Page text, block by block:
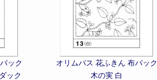
ック
ック
オリムパス 花ふきん 布パック
木の実 白